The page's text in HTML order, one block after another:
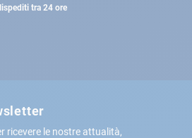
spediti tra 24 ore
ricevere le nostre attualità,